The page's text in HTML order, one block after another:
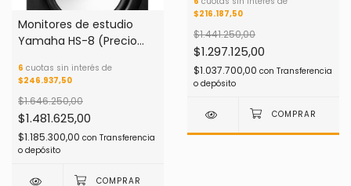
Monitores de estudio
Yamaha HS-8 (Precio
6 cuotas sin interés de
$246.937,50
$1.646.250,00
$1.481.625,00
$1.185.300,00 con Transferencia
o depósito
$216.187,50
$1.441.250,00
$1.297.125,00
$1.037.700,00 con Transferencia
o depósito